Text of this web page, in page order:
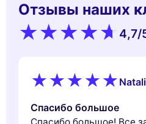
Отзывы наших
4,7/
Спасибо большое